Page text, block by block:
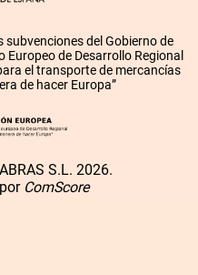
subvenciones del Gobierno de
de Desarrollo Regional
el transporte de mercancías
de hacer Europa”
S.L. 2026.
ComScore